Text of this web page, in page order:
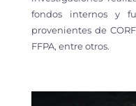
fondos internos y
provenientes de
FFPA, entre otros.